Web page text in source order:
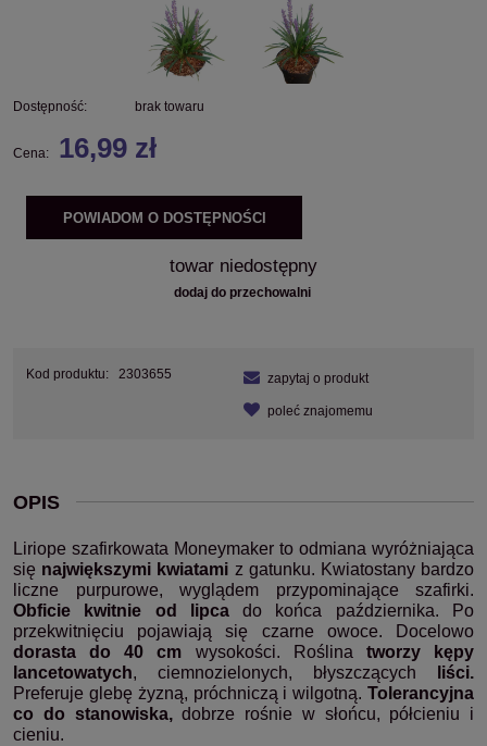
Dostępność: brak towaru
Cena: 16,99 zł
POWIADOM O DOSTĘPNOŚCI
towar niedostępny
dodaj do przechowalni
Kod produktu: 2303655 zapytaj o produkt
poleć znajomemu
OPIS
Liriope szafirkowata Moneymaker to odmiana wyróżniająca
się największymi kwiatami z gatunku. Kwiatostany bardzo
liczne purpurowe, wyglądem przypominające szafirki.
Obficie kwitnie od lipcado końca października. Po
przekwitnięciu pojawiają się czarne owoce. Docelowo
dorasta do 40 cm wysokości. Roślina tworzy kępy
lancetowatych, ciemnozielonych, błyszczących
liści.
Preferuje glebę żyzną, próchniczą i wilgotną. Tolerancyjna
co do stanowiska,dobrze rośnie w słońcu, półcieniu i
cieniu.